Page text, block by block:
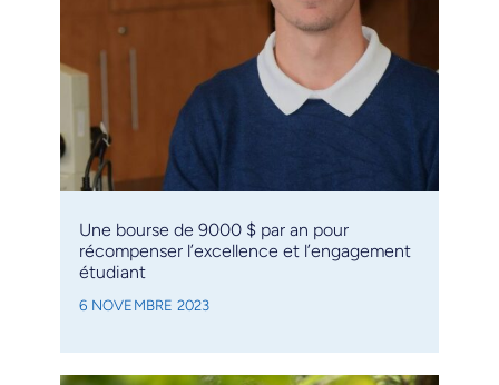
Une bourse de 9000 $ par an pour
récompenser l’excellence et l’engagement
étudiant
6 NOVEMBRE 2023